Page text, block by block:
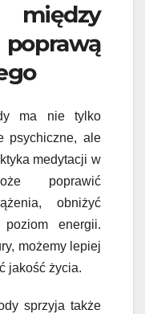
ma nie tylko
psychiczne, ale
medytacji w
poprawić
obniżyć
energii.
możemy lepiej
jakość życia.
sprzyja także